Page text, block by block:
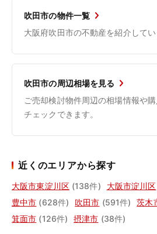
吹田市の物件一覧
大阪府吹田市の不動産を紹介してい
吹田市の周辺相場を見る
ご売却検討物件周辺の相場情報や
チェックできます。
近くのエリアから探す
大阪市東淀川区 (138件) 大阪市淀川区
豊中市 (628件) 吹田市 (591件) 茨木
箕面市 (126件) 摂津市 (38件)